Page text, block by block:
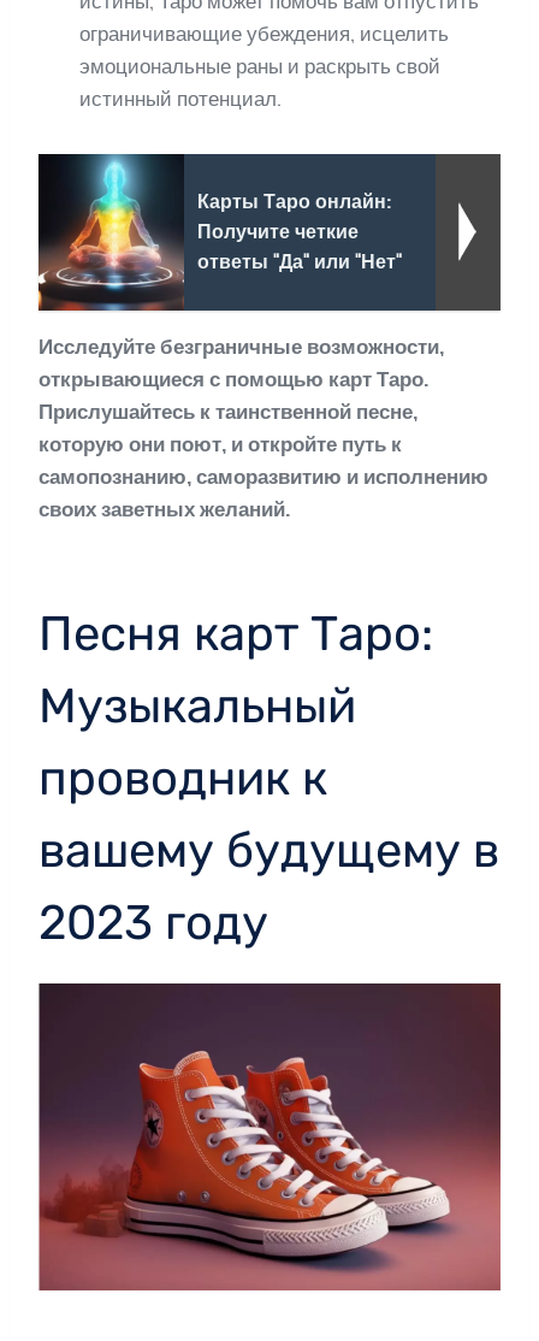
ограничивающие убеждения, исцелить
эмоциональные раны и раскрыть свой
истинный потенциал.
Карты Таро онлайн:
Получите четкие
ответы "Да" или "Нет"
Исследуйте безграничные возможности,
открывающиеся с помощью карт Таро.
Прислушайтесь к таинственной песне,
которую они поют, и откройте путь к
самопознанию, саморазвитию и исполнению
своих заветных желаний.
Песня карт Таро:
Музыкальный
проводник к
вашему будущему в
2023 году